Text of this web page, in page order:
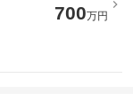
700万円